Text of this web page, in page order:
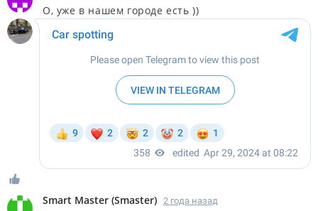
О, уже в нашем городе есть ))
Smart Master (Smaster) 2 года назад